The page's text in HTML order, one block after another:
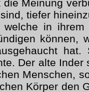
die Meinung
tiefer
in ihrem
können,
Der alte
Menschen,
Körper den